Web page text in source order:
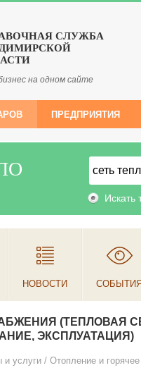
СЛУЖБА
на одном сайте
ПРЕДПРИЯТИЯ
Искать
НОВОСТИ СОБЫТИЯ
(ТЕПЛОВАЯ
ЭКСПЛУАТАЦИЯ)
и услуги / Отопление и